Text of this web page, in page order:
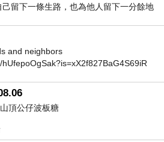
For Women 運動型入耳式
(小) 全配組
】厚釜鑄造不沾單耳平底鍋
留下一條生路，也為他人留下一分餘地
and neighbors
頂公仔波板糖